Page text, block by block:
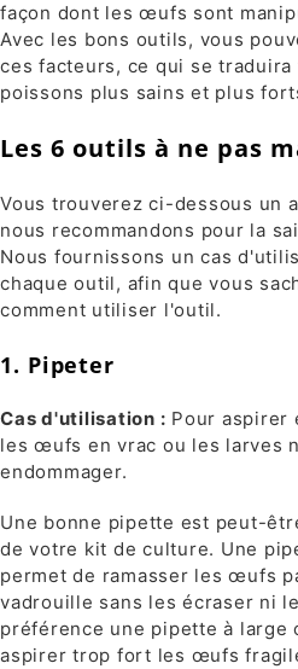
façon dont les œufs sont
Avec les bons outils, vous
ces facteurs, ce qui se
poissons plus sains et plus
Les 6 outils à ne pas
Vous trouverez ci-dessous un
nous recommandons pour la
Nous fournissons un cas
chaque outil, afin que vous
comment utiliser l'outil.
1. Pipeter
Cas d'utilisation : Pour aspirer
les œufs en vrac ou les larves
endommager.
Une bonne pipette est peut-
de votre kit de culture. Une
permet de ramasser les œufs
vadrouille sans les écraser ni
préférence une pipette à large
aspirer trop fort les œufs